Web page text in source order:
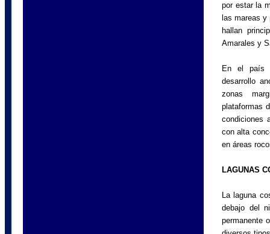
por estar la
las mareas
hallan
Amarales y
En el país
desarrollo
zonas
plataformas
condiciones
con alta
en áreas
LAGUNAS
La laguna
debajo del
permanente